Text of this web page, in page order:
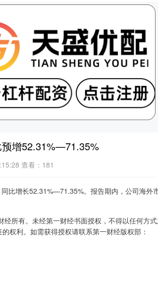
增52.31%—71.35%
查看：181
比增长52.31%—71.35%。报告期内，公司海外
所有。未经第一财经书面授权，不得以任何方
权利。如需获得授权请联系第一财经版权部：